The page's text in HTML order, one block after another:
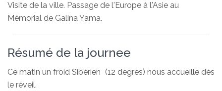
Visite de la ville. Passage de l'Europe à l'Asie au
Mémorial de Galina Yama.
Résumé de la journee
Ce matin un froid Sibérien (12 degres) nous accueille dés
le réveil.